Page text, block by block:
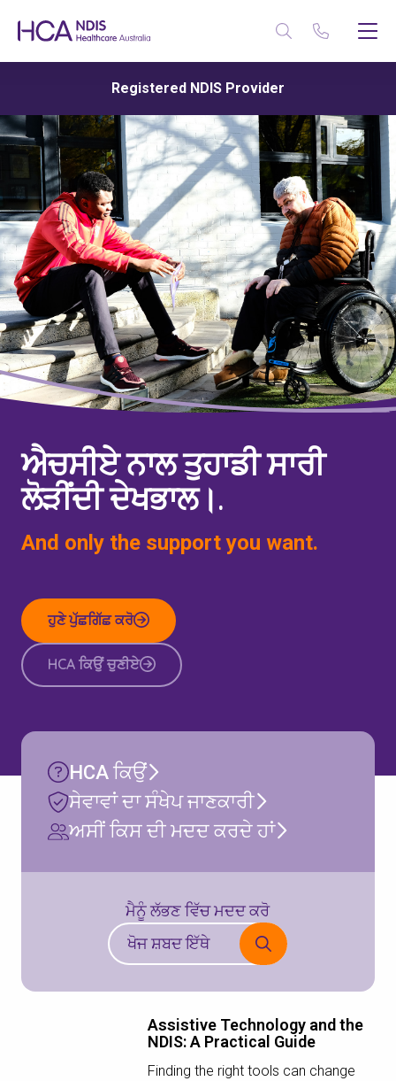
Registered NDIS Provider
ਐਚਸੀਏ ਨਾਲ ਤੁਹਾਡੀ ਸਾਰੀ
ਲੋੜੀਂਦੀ ਦੇਖਭਾਲ।.
And only the support you want.
ਹੁਣੇ ਪੁੱਛਗਿੱਛ ਕਰੋ
HCA ਕਿਉਂ ਚੁਣੀਏ
HCA ਕਿਉਂ
ਸੇਵਾਵਾਂ ਦਾ ਸੰਖੇਪ ਜਾਣਕਾਰੀ
ਅਸੀਂ ਕਿਸ ਦੀ ਮਦਦ ਕਰਦੇ ਹਾਂ
ਮੈਨੂੰ ਲੱਭਣ ਵਿੱਚ ਮਦਦ ਕਰੋ
Assistive Technology and the
NDIS: A Practical Guide
Finding the right tools can change